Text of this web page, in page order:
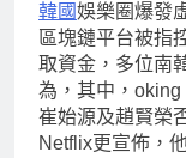
韓國娛樂圈爆發
區塊鏈平台被指
取資金，多位南
為，其中，
崔始源及趙賢榮
Netflix更宣佈，